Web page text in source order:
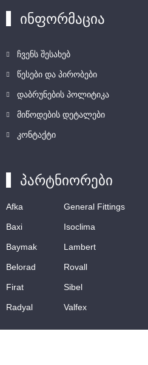
ინფორმაცია
ჩვენს შესახებ
წესები და პირობები
დაბრუნების პოლიტიკა
მიწოდების დეტალები
კონტაქტი
პარტნიორები
Afka
Baxi
Baymak
Belorad
Firat
Radyal
General Fittings
Isoclima
Lambert
Rovall
Sibel
Valfex